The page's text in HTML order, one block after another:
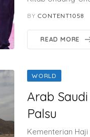
BY CONTENT1058
READ MORE
WORLD
Arab
Palsu
Kementerian